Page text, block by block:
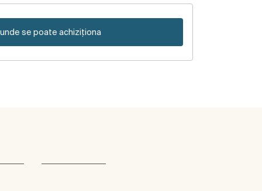
unde se poate achiziționa